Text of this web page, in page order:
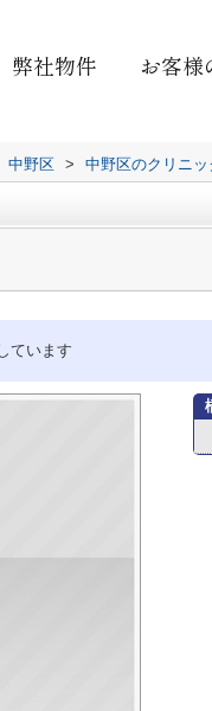
弊社物件 お客様
中野区 > 中野区のクリニッ
ています